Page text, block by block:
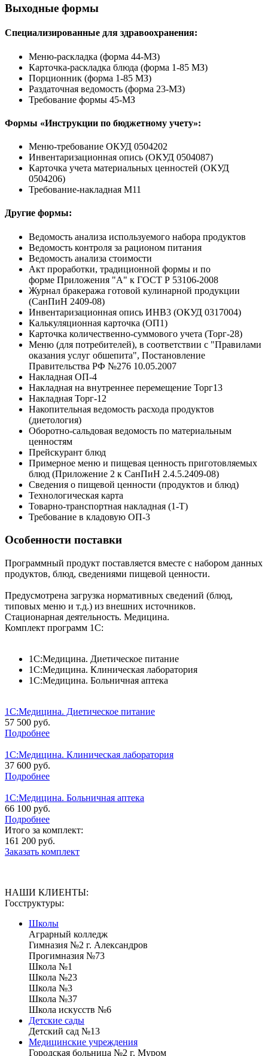
Выходные формы
Специализированные для здравоохранения:
Меню-раскладка (форма 44-МЗ)
Карточка-раскладка блюда (форма 1-85 МЗ)
Порционник (форма 1-85 МЗ)
Раздаточная ведомость (форма 23-МЗ)
Требование формы 45-МЗ
Формы «Инструкции по бюджетному учету»:
Меню-требование ОКУД 0504202
Инвентаризационная опись (ОКУД 0504087)
Карточка учета материальных ценностей (ОКУД
0504206)
Требование-накладная М11
Другие формы:
Ведомость анализа используемого набора продуктов
Ведомость контроля за рационом питания
Ведомость анализа стоимости
Акт проработки, традиционной формы и по
форме Приложения "А" к ГОСТ Р 53106-2008
Журнал бракеража готовой кулинарной продукции
(СанПиН 2409-08)
Инвентаризационная опись ИНВ3 (ОКУД 0317004)
Калькуляционная карточка (ОП1)
Карточка количественно-суммового учета (Торг-28)
Меню (для потребителей), в соответствии с "Правилами
оказания услуг обшепита", Постановление
Правительства РФ №276 10.05.2007
Накладная ОП-4
Накладная на внутреннее перемещение Торг13
Накладная Торг-12
Накопительная ведомость расхода продуктов
(диетология)
Оборотно-сальдовая ведомость по материальным
ценностям
Прейскурант блюд
Примерное меню и пищевая ценность приготовляемых
блюд (Приложение 2 к СанПиН 2.4.5.2409-08)
Сведения о пищевой ценности (продуктов и блюд)
Технологическая карта
Товарно-транспортная накладная (1-Т)
Требование в кладовую ОП-3
Особенности поставки
Программный продукт поставляется вместе с набором данных
продуктов, блюд, сведениями пищевой ценности.
Предусмотрена загрузка нормативных сведений (блюд,
типовых меню и т.д.) из внешних источников.
Стационарная деятельность. Медицина.
Комплект программ 1С:
1С:Медицина. Диетическое питание
1С:Медицина. Клиническая лаборатория
1C:Медицина. Больничная аптека
1С:Медицина. Диетическое питание
57 500 руб.
Подробнее
1С:Медицина. Клиническая лаборатория
37 600 руб.
Подробнее
1C:Медицина. Больничная аптека
66 100 руб.
Подробнее
Итого за комплект:
161 200 руб.
Заказать комплект
НАШИ КЛИЕНТЫ:
Госструктуры:
Школы
Аграрный колледж
Гимназия №2 г. Александров
Прогимназия №73
Школа №1
Школа №23
Школа №3
Школа №37
Школа искусств №6
Детские сады
Детский сад №13
Медицинские учреждения
Городская больница №2 г. Муром